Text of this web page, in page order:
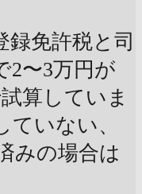
録免許税と司
2〜3万円が
算していま
ていない、
みの場合は